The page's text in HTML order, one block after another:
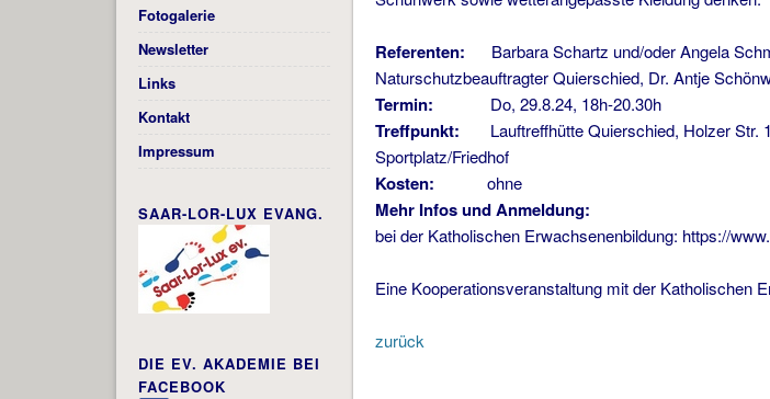
Referenten: Barbara Schartz und/oder Angela
Naturschutzbeauftragter Quierschied, Dr. Antje
Termin: Do, 29.8.24, 18h-20.30h
Treffpunkt: Lauftreffhütte Quierschied, Holzer
Sportplatz/Friedhof
Kosten:ohne
Mehr Infos und Anmeldung:
bei der Katholischen Erwachsenenbildung: https://
Eine Kooperationsveranstaltung mit der Katholischen
zurück
Fotogalerie
Newsletter
Links
Kontakt
Impressum
SAAR-LOR-LUX EVANG.
DIE EV. AKADEMIE BEI
FACEBOOK